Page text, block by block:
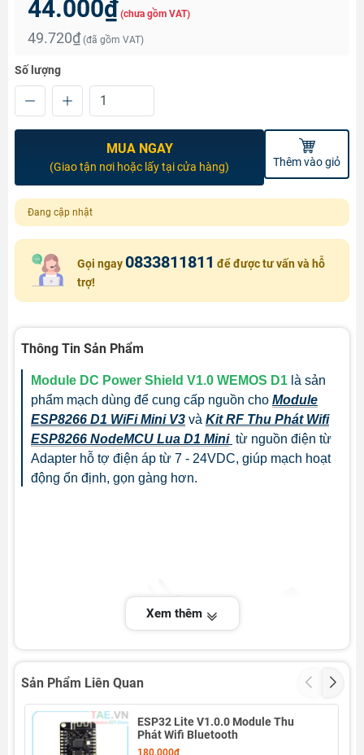
44.000₫ (chưa gồm VAT)
49.720₫ (đã gồm VAT)
Số lượng
MUA NGAY
(Giao tận nơi hoặc lấy tại cửa hàng) Thêm vào giỏ
Đang cập nhật
Gọi ngay 0833811811 để được tư vấn và hỗ
trợ!
Thông Tin Sản Phẩm
Module DC Power Shield V1.0 WEMOS D1 là sản
phẩm mạch dùng để cung cấp nguồn cho Module
ESP8266 D1 WiFi Mini V3 và Kit RF Thu Phát Wifi
ESP8266 NodeMCU Lua D1 Mini từ nguồn điện từ
Adapter hỗ tợ điện áp từ 7 - 24VDC, giúp mạch hoạt
động ổn định, gọn gàng hơn.
Xem thêm
Sản Phẩm Liên Quan
ESP32 Lite V1.0.0 Module Thu
Phát Wifi Bluetooth
180.000₫